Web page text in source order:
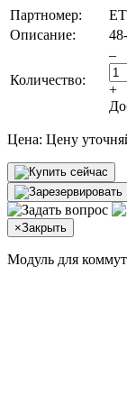
Партномер:
Описание:
Количество:
–
+
Цена: Цену
×Закрыть
Модуль для